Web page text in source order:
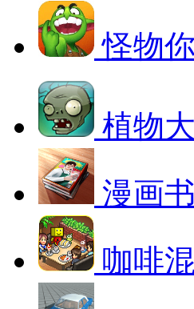
怪物
植物
漫画
咖啡